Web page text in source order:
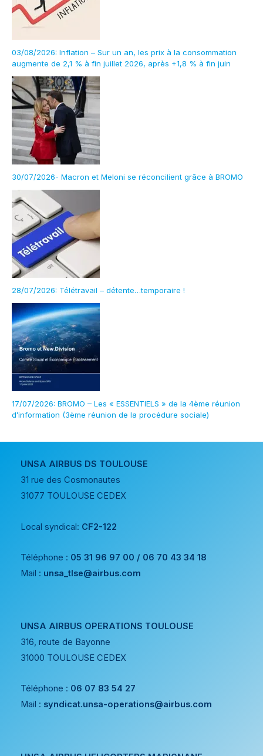
03/08/2026: Inflation – Sur un an, les prix à la consommation
augmente de 2,1 % à fin juillet 2026, après +1,8 % à fin juin
30/07/2026- Macron et Meloni se réconcilient grâce à BROMO
28/07/2026: Télétravail – détente…temporaire !
17/07/2026: BROMO – Les « ESSENTIELS » de la 4ème réunion
d’information (3ème réunion de la procédure sociale)
UNSA AIRBUS DS TOULOUSE
31 rue des Cosmonautes
31077 TOULOUSE CEDEX
Local syndical: CF2-122
Téléphone : 05 31 96 97 00 / 06 70 43 34 18
Mail : unsa_tlse@airbus.com
UNSA AIRBUS OPERATIONS TOULOUSE
316, route de Bayonne
31000 TOULOUSE CEDEX
Téléphone : 06 07 83 54 27
Mail : syndicat.unsa-operations@airbus.com